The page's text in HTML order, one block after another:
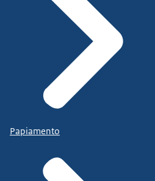
Papiamento